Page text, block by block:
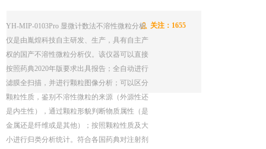
YH-MIP-0103Pro 显微计数法不溶性微粒分析
仪是由胤煌科技自主研发、生产，具有自主产
权的国产不溶性微粒分析仪。该仪器可以直接
按照药典2020年版要求出具报告；全自动进行
滤膜全扫描，并进行颗粒图像分析；可以区分
颗粒性质，鉴别不溶性微粒的来源（外源性还
是内生性），通过颗粒形貌判断物质属性（是
金属还是纤维或是其他）；按照颗粒性质及大
小进行归类分析统计。符合各国药典对注射剂
ꄑ 关注： 1655